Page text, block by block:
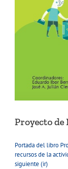
Proyecto de
Portada del libro
recursos de la
siguiente (ir)